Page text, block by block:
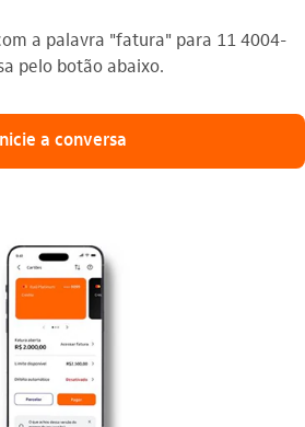
a palavra "fatura" para 11 4004-
pelo botão abaixo.
a conversa